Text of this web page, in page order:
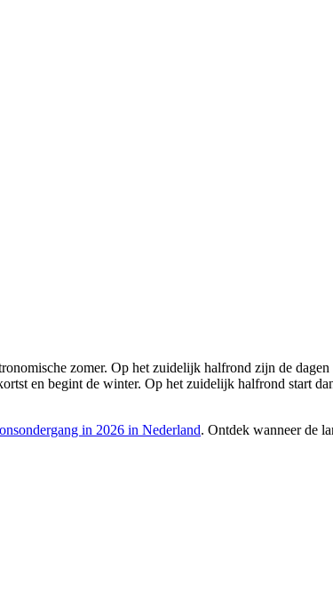
zomer. Op het zuidelijk halfrond zijn de dagen
en begint de winter. Op het zuidelijk halfrond start
in 2026 in Nederland. Ontdek wanneer de